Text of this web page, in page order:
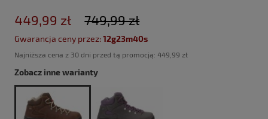
449,99 zł 749,99 zł
Gwarancja ceny przez:12g23m40s
Najniższa cena z 30 dni przed tą promocją: 449,99 zł
Zobacz inne warianty